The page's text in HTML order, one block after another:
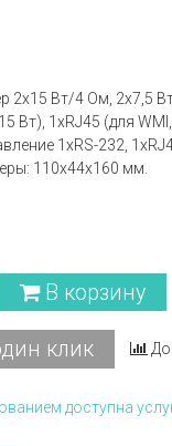
2х15 Вт/4 Ом, 2х7,5
Вт), 1хRJ45 (для
1хRS-232,
110х44х160 мм.
В корзину
клик
доступна